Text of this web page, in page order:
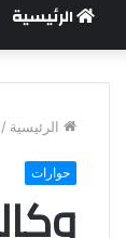
الرئيسية
الرئيسية /
حوارات